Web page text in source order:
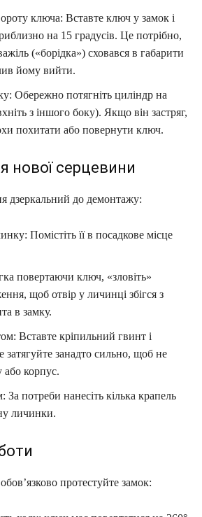
ключа: Вставте ключ у замок і
на 15 градусів. Це потрібно,
(«борідка») сховався в габарити
йому вийти.
Обережно потягніть циліндр на
з іншого боку). Якщо він застряг,
похитати або повернути ключ.
нової серцевини
дзеркальний до демонтажу:
Помістіть її в посадкове місце
повертаючи ключ, «зловіть»
щоб отвір у личинці збігся з
в замку.
Вставте кріпильний гвинт і
затягуйте занадто сильно, щоб не
або корпус.
За потреби нанесіть кілька крапель
личинки.
протестуйте замок: